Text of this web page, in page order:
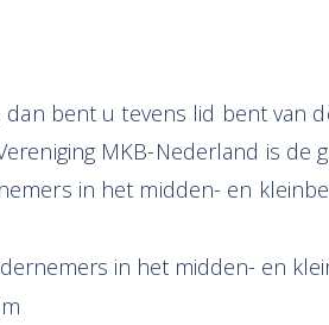
dan bent u tevens lid bent van
MKB-Nederland is de
in het midden- en
in het midden- en